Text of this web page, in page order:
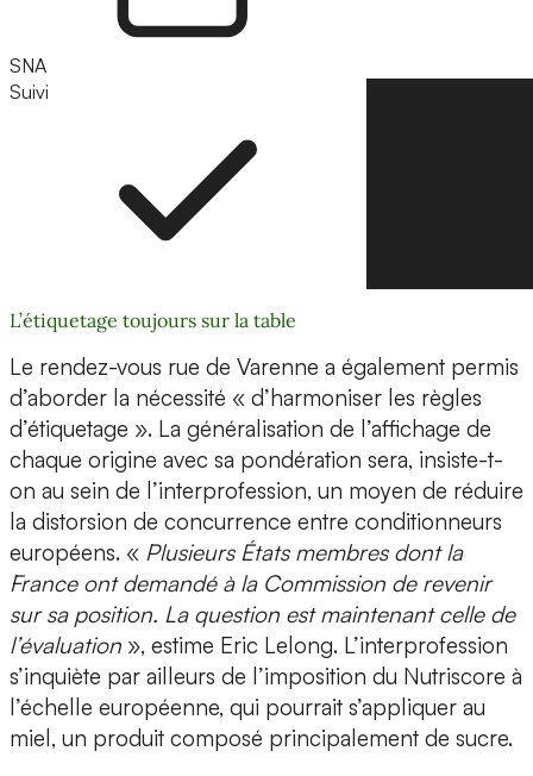
SNA
Suivi
L’étiquetage toujours sur la table
Le rendez-vous rue de Varenne a également permis
d’aborder la nécessité « d’harmoniser les règles
d’étiquetage ». La généralisation de l’affichage de
chaque origine avec sa pondération sera, insiste-t-
on au sein de l’interprofession, un moyen de réduire
la distorsion de concurrence entre conditionneurs
européens. « Plusieurs États membres dont la
France ont demandé à la Commission de revenir
sur sa position. La question est maintenant celle de
l’évaluation », estime Eric Lelong. L’interprofession
s’inquiète par ailleurs de l’imposition du Nutriscore à
l’échelle européenne, qui pourrait s’appliquer au
miel, un produit composé principalement de sucre.